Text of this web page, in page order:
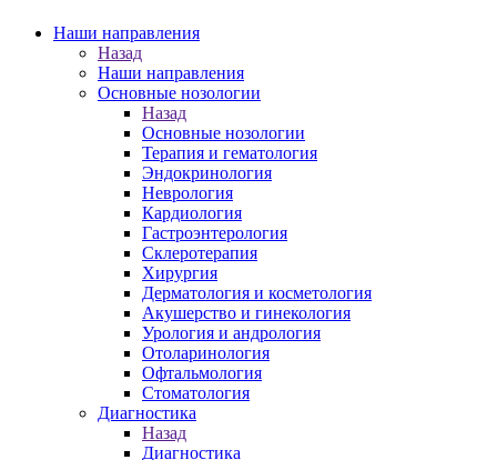
Наши направления
Назад
Наши направления
Основные нозологии
Назад
Основные нозологии
Терапия и гематология
Эндокринология
Неврология
Кардиология
Гастроэнтерология
Склеротерапия
Хирургия
Дерматология и косметология
Акушерство и гинекология
Урология и андрология
Отоларинология
Офтальмология
Стоматология
Диагностика
Назад
Диагностика